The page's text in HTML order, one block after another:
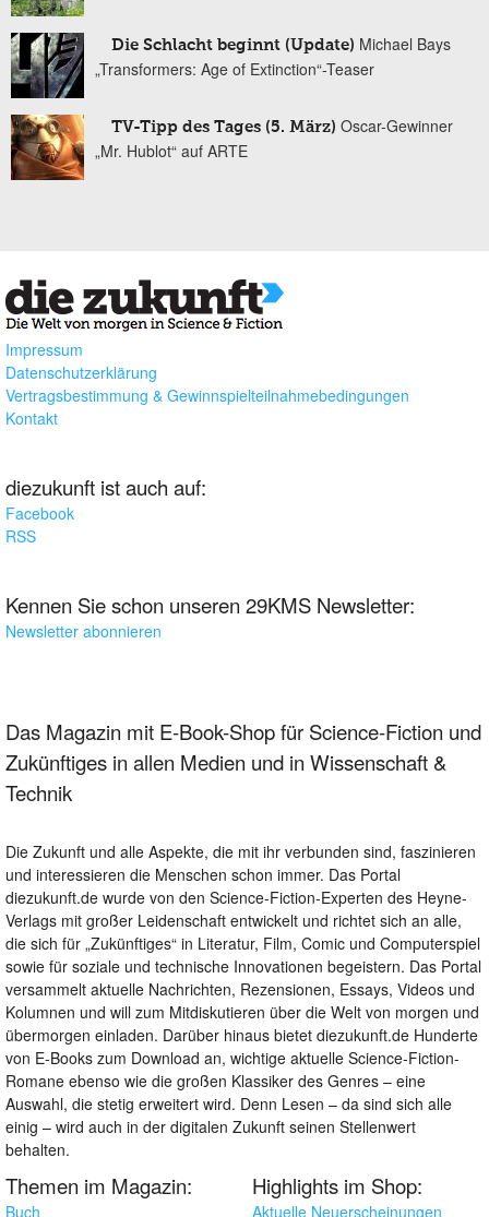
Die Schlacht beginnt (Update) Michael Bays
„Transformers: Age of Extinction“-Teaser
TV-Tipp des Tages (5. März) Oscar-Gewinner
„Mr. Hublot“ auf ARTE
Impressum
Datenschutzerklärung
Vertragsbestimmung & Gewinnspielteilnahmebedingungen
Kontakt
diezukunft ist auch auf:
Facebook
RSS
Kennen Sie schon unseren 29KMS Newsletter:
Newsletter abonnieren
Das Magazin mit E-Book-Shop für Science-Fiction und
Zukünftiges in allen Medien und in Wissenschaft &
Technik
Die Zukunft und alle Aspekte, die mit ihr verbunden sind, faszinieren
und interessieren die Menschen schon immer. Das Portal
diezukunft.de wurde von den Science-Fiction-Experten des Heyne-
Verlags mit großer Leidenschaft entwickelt und richtet sich an alle,
die sich für „Zukünftiges“ in Literatur, Film, Comic und Computerspiel
sowie für soziale und technische Innovationen begeistern. Das Portal
versammelt aktuelle Nachrichten, Rezensionen, Essays, Videos und
Kolumnen und will zum Mitdiskutieren über die Welt von morgen und
übermorgen einladen. Darüber hinaus bietet diezukunft.de Hunderte
von E-Books zum Download an, wichtige aktuelle Science-Fiction-
Romane ebenso wie die großen Klassiker des Genres – eine
Auswahl, die stetig erweitert wird. Denn Lesen – da sind sich alle
einig – wird auch in der digitalen Zukunft seinen Stellenwert
behalten.
Themen im Magazin:
Buch
Highlights im Shop:
Aktuelle Neuerscheinungen